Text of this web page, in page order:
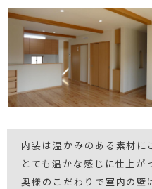
内装は温かみのある素材に
とても温かな感じに仕上が
奥様のこだわりで室内の壁